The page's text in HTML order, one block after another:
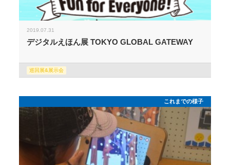
2019.07.31
デジタルえほん展 TOKYO GLOBAL GATEWAY
巡回展&展示会
これまでの様子